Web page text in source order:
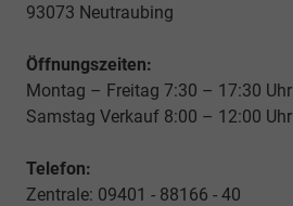
93073 Neutraubing
Öffnungszeiten:
Montag – Freitag 7:30 – 17:30 Uhr
Samstag Verkauf 8:00 – 12:00 Uhr
Telefon:
Zentrale: 09401 - 88166 - 40